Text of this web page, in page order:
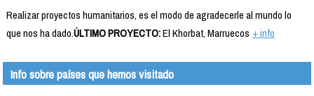
Realizar proyectos humanitarios, es el modo de agradecerle al mundo lo
que nos ha dado.ÚLTIMO PROYECTO:El Khorbat, Marruecos + info
Info sobre países que hemos visitado